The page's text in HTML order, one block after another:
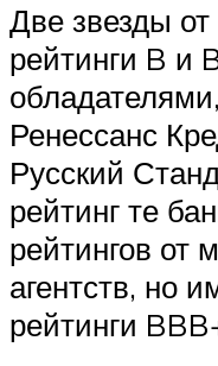
Две звезды
рейтинги B и
Ренессанс
Русский
рейтинг те
рейтингов от
агентств, но
рейтинги